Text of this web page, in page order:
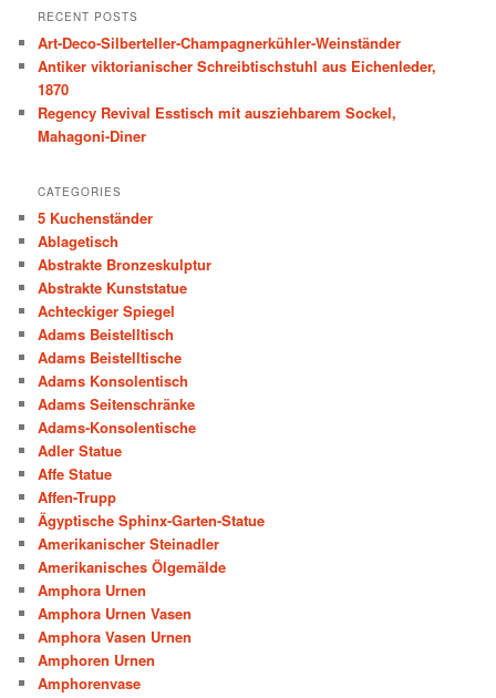
r
h
RECENT POSTS
Art-Deco-Silberteller-Champagnerkühler-Weinständer
Antiker viktorianischer Schreibtischstuhl aus Eichenleder,
1870
Regency Revival Esstisch mit ausziehbarem Sockel,
Mahagoni-Diner
CATEGORIES
5 Kuchenständer
Ablagetisch
Abstrakte Bronzeskulptur
Abstrakte Kunststatue
Achteckiger Spiegel
Adams Beistelltisch
Adams Beistelltische
Adams Konsolentisch
Adams Seitenschränke
Adams-Konsolentische
Adler Statue
Affe Statue
Affen-Trupp
Ägyptische Sphinx-Garten-Statue
Amerikanischer Steinadler
Amerikanisches Ölgemälde
Amphora Urnen
Amphora Urnen Vasen
Amphora Vasen Urnen
Amphoren Urnen
Amphorenvase